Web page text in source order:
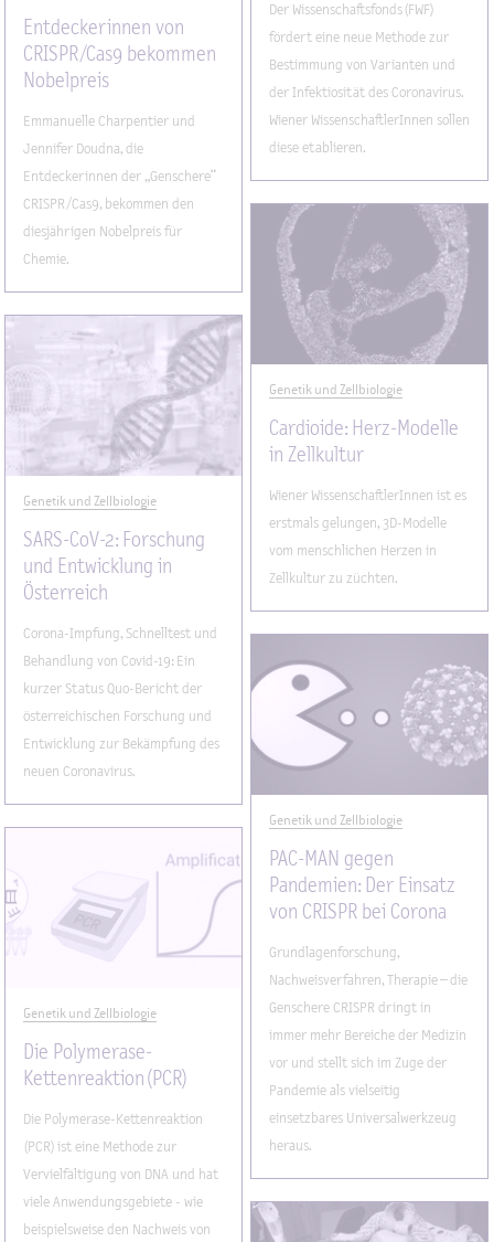
Der Wissenschaftsfonds (FWF)
fördert eine neue Methode zur
Bestimmung von Varianten und
der Infektiosität des Coronavirus.
Wiener WissenschaftlerInnen sollen
diese etablieren.
Entdeckerinnen von
CRISPR/Cas9 bekommen
Nobelpreis
Emmanuelle Charpentier und
Jennifer Doudna, die
Entdeckerinnen der „Genschere“
CRISPR/Cas9, bekommen den
diesjährigen Nobelpreis für
Chemie.
Genetik und Zellbiologie
Cardioide: Herz-Modelle
in Zellkultur
Wiener WissenschaftlerInnen ist es
erstmals gelungen, 3D-Modelle
vom menschlichen Herzen in
Zellkultur zu züchten.
Genetik und Zellbiologie
SARS-CoV-2: Forschung
und Entwicklung in
Österreich
Corona-Impfung, Schnelltest und
Behandlung von Covid-19: Ein
kurzer Status Quo-Bericht der
österreichischen Forschung und
Entwicklung zur Bekämpfung des
neuen Coronavirus.
Genetik und Zellbiologie
PAC-MAN gegen
Pandemien: Der Einsatz
von CRISPR bei Corona
Grundlagenforschung,
Nachweisverfahren, Therapie – die
Genschere CRISPR dringt in
immer mehr Bereiche der Medizin
vor und stellt sich im Zuge der
Pandemie als vielseitig
einsetzbares Universalwerkzeug
heraus.
Genetik und Zellbiologie
Die Polymerase-
Kettenreaktion (PCR)
Die Polymerase-Kettenreaktion
(PCR) ist eine Methode zur
Vervielfältigung von DNA und hat
viele Anwendungsgebiete - wie
beispielsweise den Nachweis von